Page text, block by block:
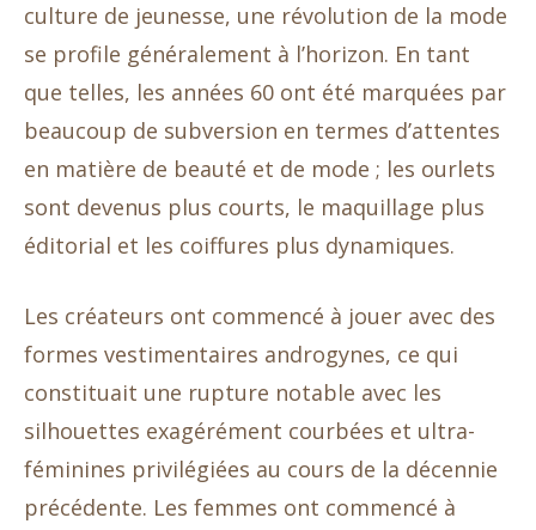
culture de jeunesse, une révolution de la mode
se profile généralement à l’horizon. En tant
que telles, les années 60 ont été marquées par
beaucoup de subversion en termes d’attentes
en matière de beauté et de mode ; les ourlets
sont devenus plus courts, le maquillage plus
éditorial et les coiffures plus dynamiques.
Les créateurs ont commencé à jouer avec des
formes vestimentaires androgynes, ce qui
constituait une rupture notable avec les
silhouettes exagérément courbées et ultra-
féminines privilégiées au cours de la décennie
précédente. Les femmes ont commencé à